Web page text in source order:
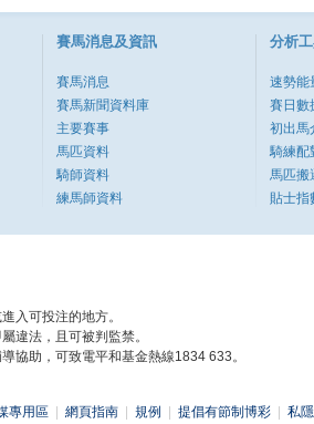
賽馬消息及資訊
賽馬消息
賽馬新聞資料庫
主要賽事
馬匹資料
騎師資料
練馬師資料
分析
速勢能
賽日數
初出馬
騎練配
馬匹搬
貼士指
入可投注的地方。
違法，且可被判監禁。
協助，可致電平和基金熱線1834 633。
專用區 網頁指南 規例 提倡有節制博彩 私